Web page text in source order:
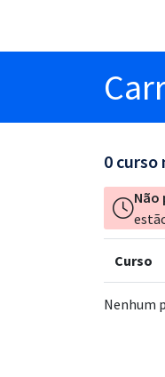
0 curso
Não
Curso
Nenhum